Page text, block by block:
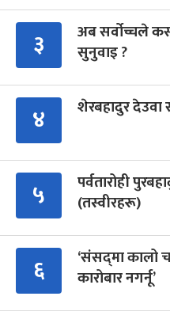
३
अब सर्वोच्चले
सुनुवाइ ?
४ शेरबहादुर
५
पर्वतारोही
(तस्वीरहरू)
६
‘संसद्‍मा कालो
कारोबार नगर्नू’